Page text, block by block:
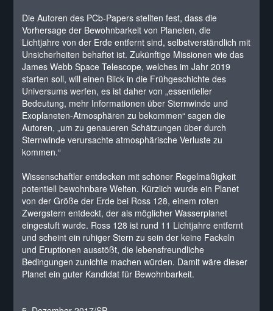
Die Autoren des PCb-Papers stellten fest, dass die
Vorhersage der Bewohnbarkeit von Planeten, die
Lichtjahre von der Erde entfernt sind, selbstverständlich mit
Unsicherheiten behaftet ist. Zukünftige Missionen wie das
James Webb Space Telescope, welches im Jahr 2019
starten soll, will einen Blick in die Frühgeschichte des
Universums werfen, es ist daher von „essentieller
Bedeutung, mehr Informationen über Sternwinde und
Exoplaneten-Atmosphären zu bekommen“ sagen die
Autoren, „um zu genaueren Schätzungen über durch
Sternwinde verursachte atmosphärische Verluste zu
kommen.“
Wissenschaftler entdecken mit schöner Regelmäßigkeit
potentiell bewohnbare Welten. Kürzlich wurde ein Planet
von der Größe der Erde bei Ross 128, einem roten
Zwergstern entdeckt, der als möglicher Wasserplanet
eingestuft wurde. Ross 128 ist rund 11 Lichtjahre entfernt
und scheint ein ruhiger Stern zu sein der keine Fackeln
und Eruptionen ausstößt, die lebensfreundliche
Bedingungen zunichte machen würden. Damit wäre dieser
Planet ein guter Kandidat für Bewohnbarkeit.